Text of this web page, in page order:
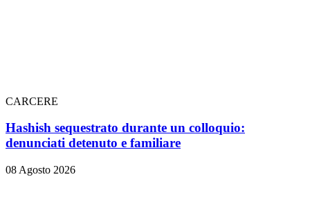
CARCERE
Hashish sequestrato durante un colloquio:
denunciati detenuto e familiare
08 Agosto 2026